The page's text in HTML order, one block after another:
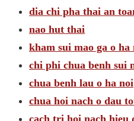
dia chi pha thai an
nao hut thai
kham sui mao ga o ha
chi phi chua benh sui
chua benh lau o ha noi
chua hoi nach o dau
cach tri hoi nach hieu